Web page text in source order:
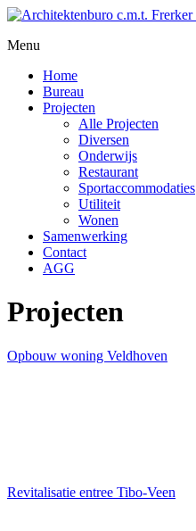
Menu
Home
Bureau
Projecten
Alle Projecten
Diversen
Onderwijs
Restaurant
Sportaccommodaties
Utiliteit
Wonen
Samenwerking
Contact
AGG
Projecten
Opbouw woning Veldhoven
Revitalisatie entree Tibo-Veen